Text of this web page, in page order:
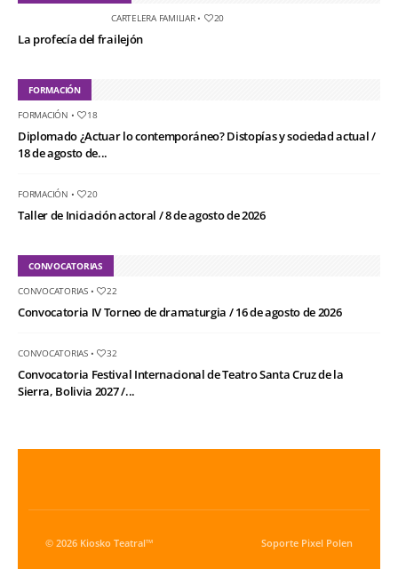
CARTELERA FAMILIAR• 20
La profecía del frailejón
FORMACIÓN
FORMACIÓN • 18
Diplomado ¿Actuar lo contemporáneo? Distopías y sociedad actual /
18 de agosto de...
FORMACIÓN • 20
Taller de Iniciación actoral / 8 de agosto de 2026
CONVOCATORIAS
CONVOCATORIAS• 22
Convocatoria IV Torneo de dramaturgia / 16 de agosto de 2026
CONVOCATORIAS• 32
Convocatoria Festival Internacional de Teatro Santa Cruz de la
Sierra, Bolivia 2027 /...
© 2026 Kiosko Teatral™ Soporte Pixel Polen